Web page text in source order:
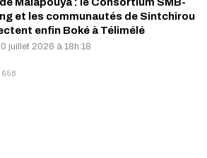
et les communautés de Sintchirou
enfin Boké à Télimélé
juillet 2026 à 18h:18
658